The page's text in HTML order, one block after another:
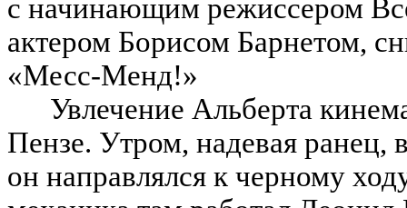
с начинающим режиссером
актером Борисом Барнетом,
«Месс-Менд!»
Увлечение Альберта
Пензе. Утром, надевая ранец,
он направлялся к черному